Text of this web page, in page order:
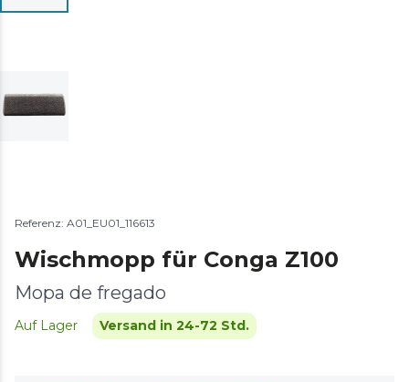
Referenz: A01_EU01_116613
Wischmopp für Conga Z100
Mopa de fregado
Auf Lager Versand in 24-72 Std.